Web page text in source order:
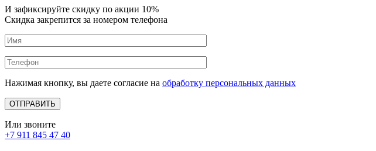
И зафиксируйте скидку по акции 10%
Скидка закрепится за номером телефона
Нажимая кнопку, вы даете согласие на обработку персональных данных
Или звоните
+7 911 845 47 40